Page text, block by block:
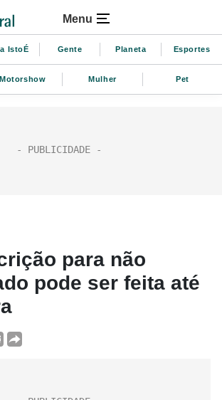
Menu
IstoÉ Gente Planeta Esportes
Motorshow Mulher Pet
para não
pode ser feita até